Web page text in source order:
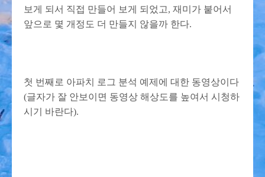
보게 되서 직접 만들어 보게 되었고, 재미가 붙어서
앞으로 몇 개정도 더 만들지 않을까 한다.
첫 번째로 아파치 로그 분석 예제에 대한 동영상이다
(글자가 잘 안보이면 동영상 해상도를 높여서 시청하
시기 바란다).